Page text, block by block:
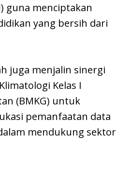
guna menciptakan
yang bersih dari
juga menjalin sinergi
Kelas I
(BMKG) untuk
pemanfaatan data
mendukung sektor